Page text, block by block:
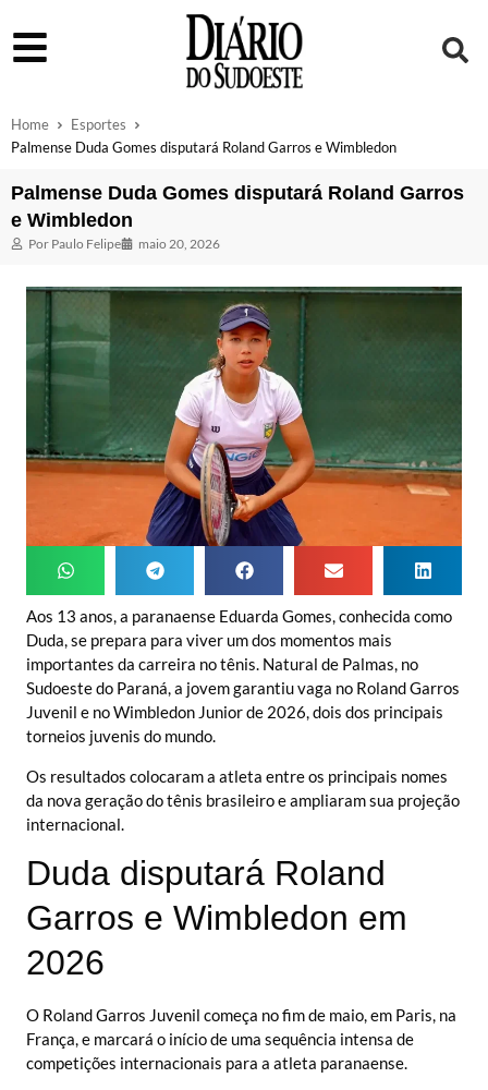
Home
Esportes
Palmense Duda Gomes disputará Roland Garros e Wimbledon
Palmense Duda Gomes disputará Roland Garros
e Wimbledon
Por Paulo Felipe maio 20, 2026
Aos 13 anos, a paranaense Eduarda Gomes, conhecida como
Duda, se prepara para viver um dos momentos mais
importantes da carreira no tênis. Natural de Palmas, no
Sudoeste do Paraná, a jovem garantiu vaga no Roland Garros
Juvenil e no Wimbledon Junior de 2026, dois dos principais
torneios juvenis do mundo.
Os resultados colocaram a atleta entre os principais nomes
da nova geração do tênis brasileiro e ampliaram sua projeção
internacional.
Duda disputará Roland
Garros e Wimbledon em
2026
O Roland Garros Juvenil começa no fim de maio, em Paris, na
França, e marcará o início de uma sequência intensa de
competições internacionais para a atleta paranaense.